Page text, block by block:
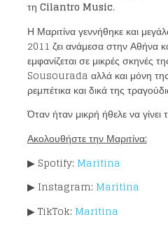
τη Cilantro Music.
Η Μαριτίνα γεννήθηκε και
2011 ζει ανάμεσα στην Αθήνα
εμφανίζεται σε μικρές σκηνές
Sousourada αλλά και μόνη
ρεμπέτικα και δικά της
Όταν ήταν μικρή ήθελε να γίνει
Ακολουθήστε την Μαριτίνα:
▶ Spotify: Maritina
▶ Instagram: Maritina
▶ TikTok: Maritina